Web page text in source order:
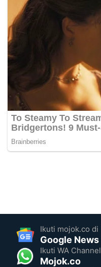
Ikuti mojok.co di
Google News
Ikuti WA Channel
Mojok.co